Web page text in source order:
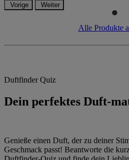
Vorige Weiter
Alle Produkte
Duftfinder Quiz
Dein perfektes Duft-
Genieße einen Duft, der zu deiner
Geschmack passt! Beantworte die